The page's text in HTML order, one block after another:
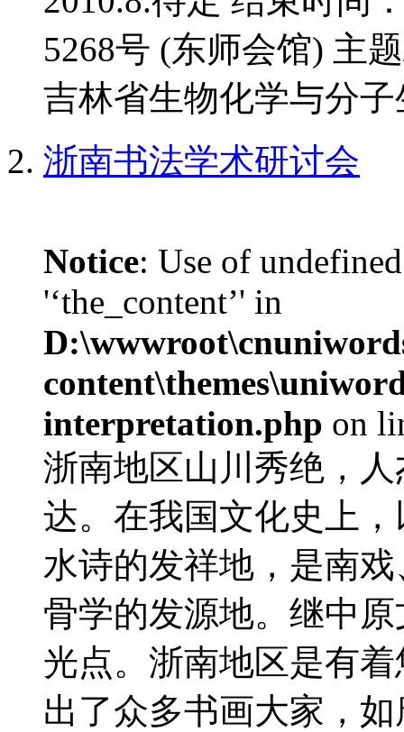
5268号 (东师会馆) 主
吉林省生物化学与分
浙南书法学术研讨会
Notice: Use of
'‘the_content’' in
interpretation.php on
浙南地区山川秀绝，
达。在我国文化史上
水诗的发祥地，是南
骨学的发源地。继中
光点。浙南地区是有
出了众多书画大家，